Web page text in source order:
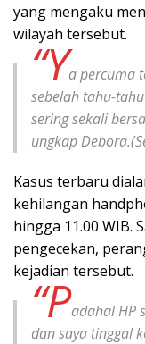
yang mengaku
wilayah tersebut.
“Ya percuma
sebelah tahu-
sering sekali
ungkap
Kasus terbaru
kehilangan
hingga 11.00 WIB.
pengecekan,
kejadian tersebut.
“Padahal HP
dan saya tinggal